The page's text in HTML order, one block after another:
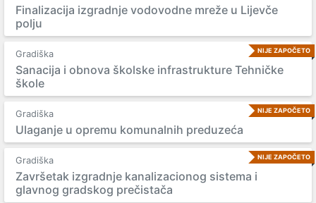
Finalizacija izgradnje vodovodne mreže u Lijevče
polju
NIJE ZAPOČETO
Gradiška
Sanacija i obnova školske infrastrukture Tehničke
škole
NIJE ZAPOČETO
Gradiška
Ulaganje u opremu komunalnih preduzeća
NIJE ZAPOČETO
Gradiška
Završetak izgradnje kanalizacionog sistema i
glavnog gradskog prečistača